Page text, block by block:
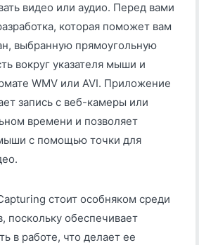
видео или аудио. Перед вами
которая поможет вам
выбранную прямоугольную
вокруг указателя мыши и
WMV или AVI. Приложение
запись с веб-камеры или
времени и позволяет
с помощью точки для
стоит особняком среди
поскольку обеспечивает
в работе, что делает ее